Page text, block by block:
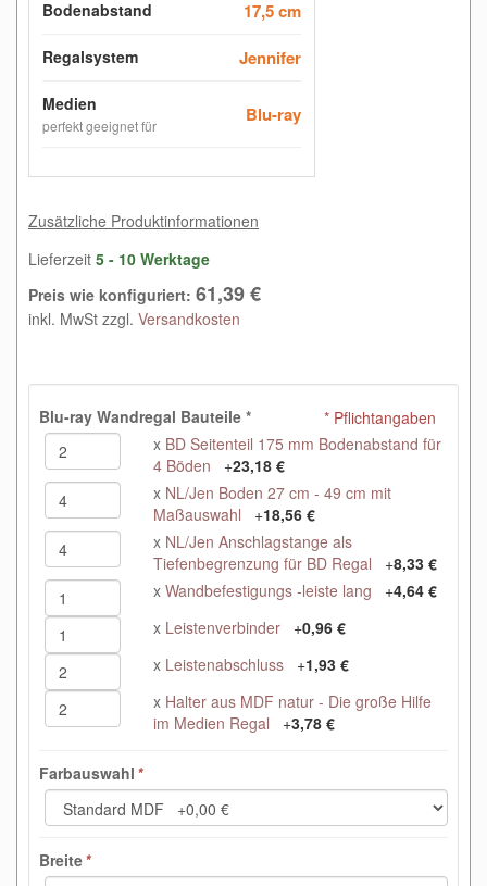
Bodenabstand 17,5 cm
Regalsystem Jennifer
Medien
perfekt geeignet für Blu-ray
Zusätzliche Produktinformationen
Lieferzeit 5 - 10 Werktage
Preis wie konfiguriert: 61,39 €
inkl. MwSt zzgl. Versandkosten
Blu-ray Wandregal Bauteile *
x BD Seitenteil 175 mm Bodenabstand für
4 Böden
+23,18 €
x NL/Jen Boden 27 cm - 49 cm mit
Maßauswahl
+18,56 €
x NL/Jen Anschlagstange als
Tiefenbegrenzung für BD Regal
+8,33 €
xWandbefestigungs -leiste lang +4,64 €
x Leistenverbinder +0,96 €
x Leistenabschluss +1,93 €
x Halter aus MDF natur - Die große Hilfe
im Medien Regal
+3,78 €
Farbauswahl *
Breite*
* Pflichtangaben